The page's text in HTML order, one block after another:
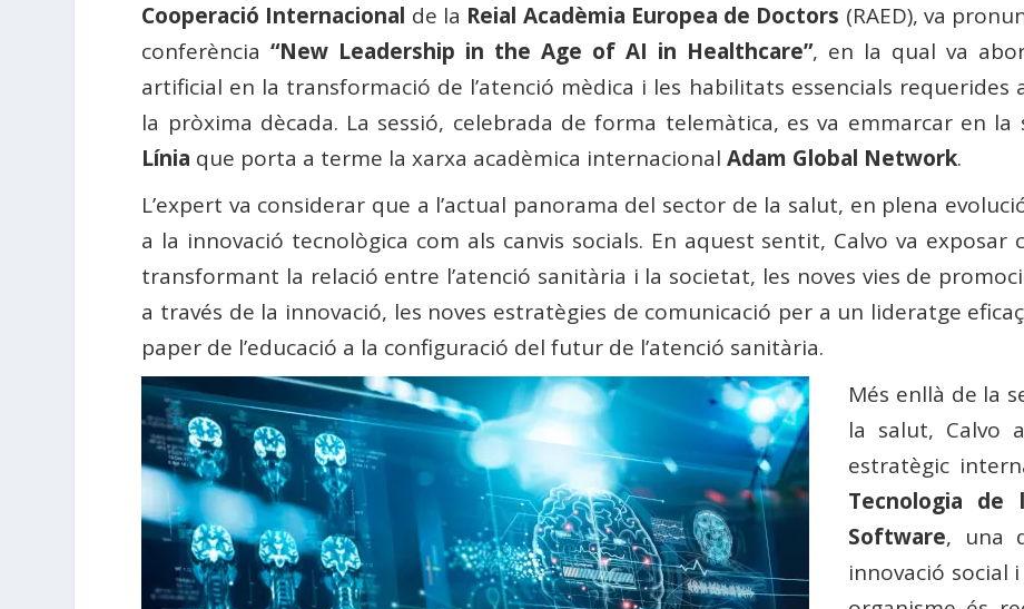
Cooperació Internacional de la Reial Acadèmia Europea de Doctors (RAED), va
conferència“New Leadership in the Age of AI in Healthcare”, en la qual va
artificial en la transformació de l’atenció mèdica i les habilitats essencials requerides
la pròxima dècada. La sessió, celebrada de forma telemàtica, es va emmarcar en la
Línia que porta a terme la xarxa acadèmica internacionalAdam Global Network.
L’expert va considerar que a l’actual panorama del sector de la salut, en plena
a la innovació tecnològica com als canvis socials. En aquest sentit, Calvo va exposar
transformant la relació entre l’atenció sanitària i la societat, les noves vies de
a través de la innovació, les noves estratègies de comunicació per a un lideratge
paper de l’educació a la configuració del futur de l’atenció sanitària.
Més enllà de la
la salut, Calvo
estratègic
Tecnologia de
Software, una
innovació social